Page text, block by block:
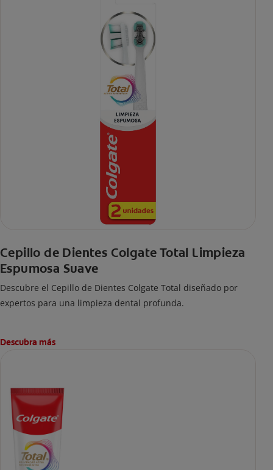
Cepillo de Dientes Colgate Total Limpieza
Espumosa Suave
Descubre el Cepillo de Dientes Colgate Total diseñado por
expertos para una limpieza dental profunda.
Descubra más